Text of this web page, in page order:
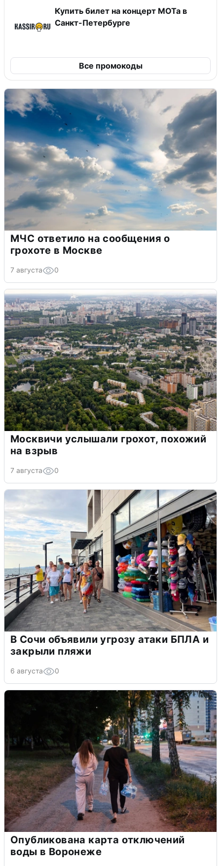
Купить билет на концерт МОТа в
Санкт-Петербурге
Все промокоды
МЧС ответило на сообщения о
грохоте в Москве
7 августа 0
Москвичи услышали грохот, похожий
на взрыв
7 августа 0
В Сочи объявили угрозу атаки БПЛА и
закрыли пляжи
6 августа 0
Опубликована карта отключений
воды в Воронеже